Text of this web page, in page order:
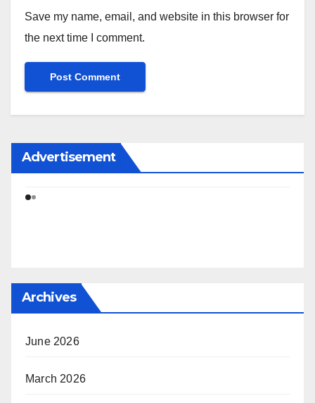
Save my name, email, and website in this browser for
the next time I comment.
Advertisement
Archives
June 2026
March 2026